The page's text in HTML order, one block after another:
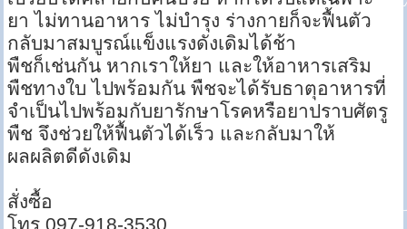
ยา ไม่ทานอาหาร ไม่บำรุง ร่างกายก็จะฟื้นตัว
กลับมาสมบูรณ์แข็งแรงดังเดิมได้ช้า
พืชก็เช่นกัน หากเราให้ยา และให้อาหารเสริม
พืชทางใบ ไปพร้อมกัน พืชจะได้รับธาตุอาหารที่
จำเป็นไปพร้อมกับยารักษาโรคหรือยาปราบศัตรู
พืช จึงช่วยให้ฟื้นตัวได้เร็ว และกลับมาให้
ผลผลิตดีดังเดิม
สั่งซื้อ
โทร 097-918-3530